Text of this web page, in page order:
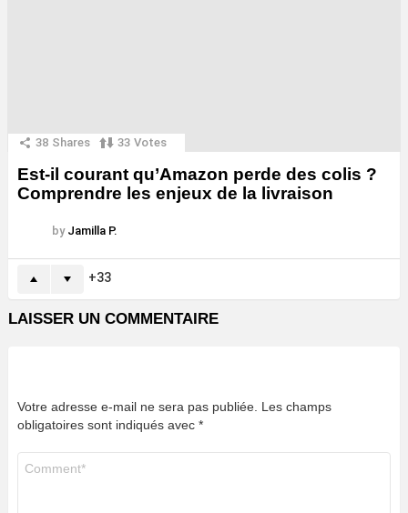
38 Shares 33 Votes
Est-il courant qu’Amazon perde des colis ?
Comprendre les enjeux de la livraison
by Jamilla P.
33
LAISSER UN COMMENTAIRE
Votre adresse e-mail ne sera pas publiée. Les champs
obligatoires sont indiqués avec *